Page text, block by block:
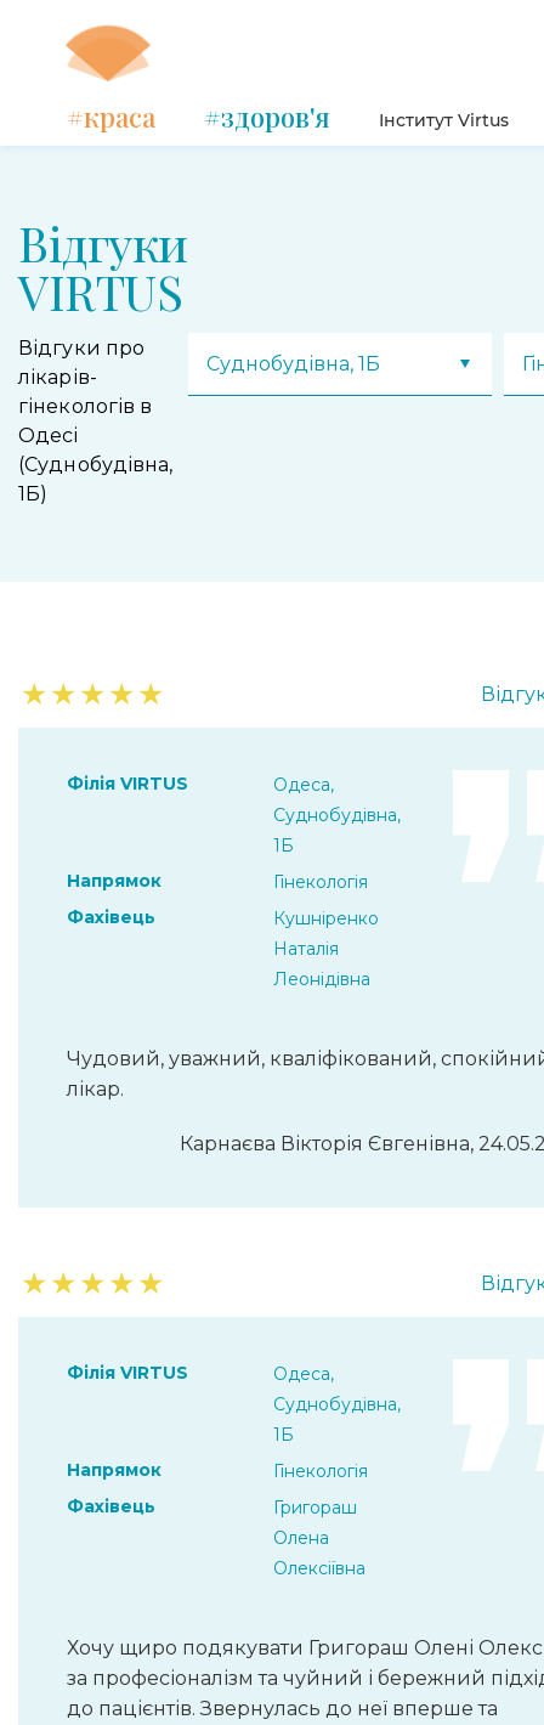
#краса #здоров'я Інститут Virtus
Відгуки
VIRTUS
Відгуки про
лікарів-
гінекологів в
Одесі
(Суднобудівна,
1Б)
Суднобудівна, 1Б
★★★★★
Філія VIRTUS
Одеса,
Суднобудівна,
1Б
Напрямок
Гінекологія
Фахівець
Кушніренко
Наталія
Леонідівна
Чудовий, уважний, кваліфікований,
лікар.
Карнаєва Вікторія Євгенівна,
★★★★★
Філія VIRTUS
Одеса,
Суднобудівна,
1Б
Напрямок
Гінекологія
Фахівець
Григораш
Олена
Олексіївна
Хочу щиро подякувати Григораш Олені
за професіоналізм та чуйний і бережний
до пацієнтів. Звернулась до неї вперше та